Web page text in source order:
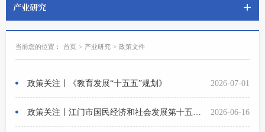
产业研究
当前您的位置： 首页 > 产业研究 > 政策文件
2026-07-01
政策关注丨《教育发展“十五五”规划》
2026-06-16
政策关注丨江门市国民经济和社会发展第十五个五年规划纲要